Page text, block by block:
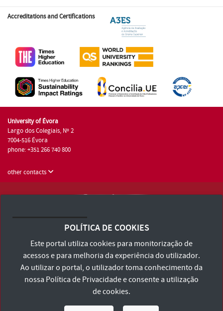
Accreditations and Certifications
University of Évora
Largo dos Colegiais, Nº 2
7004-516 Évora
phone: +351 266 740 800
other contacts
Terms and Conditions and Privacy Policy
Accessibility Statement
POLÍTICA DE COOKIES
Este portal utiliza cookies para monitorização de
acessos e para melhoria da experiência do utilizador.
Ao utilizar o portal, o utilizador toma conhecimento da
nossa Política de Privacidadee consente a utilização
de cookies.